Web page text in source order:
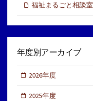
福祉まるごと相談室
年度別アーカイブ
2026年度
2025年度